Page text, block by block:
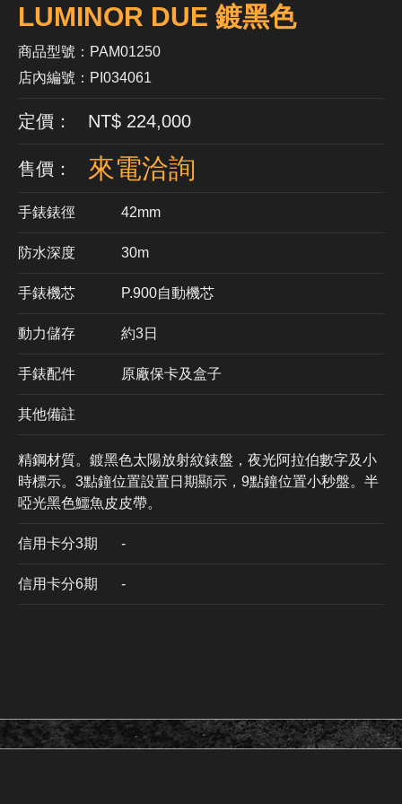
LUMINOR DUE 鍍黑色
商品型號：PAM01250
店內編號：PI034061
定價： NT$ 224,000
售價： 來電洽詢
手錶錶徑 42mm
防水深度 30m
手錶機芯 ​P.900自動機芯
動力儲存 約3日
手錶配件 原廠保卡及盒子
其他備註
精鋼材質。鍍黑色太陽放射紋錶盤，夜光阿拉伯數字及小
時標示。3點鐘位置設置日期顯示，9點鐘位置小秒盤。半
啞光黑色鱷魚皮皮帶。
信用卡分3期 ​-
信用卡分6期 -